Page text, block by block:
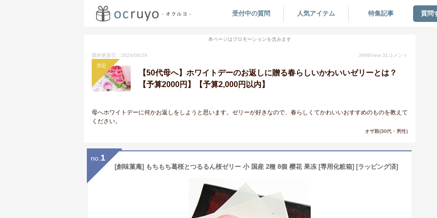
受付中の質問 人気アイテム 特集記事 質問
本ページはプロモーションを含みます
最終更新日：2026/06/29 3969View 31 コメント
決定
【50代母へ】ホワイトデーのお返しに贈る春らしいかわいいゼリーとは？
【予算2000円】【予算2,000円以内】
母へホワイトデーに何かお返しをしようと思います。ゼリーが好きなので、春らしくてかわいいおすすめのものを教えて
ください。
オザ殿(30代・男性)
no. 1
[創味菓庵] もちもち葛桜とつるるん桜ゼリー 小 国産 2種 8個 樱花 果冻 [専用化粧箱] [ラッピング済]